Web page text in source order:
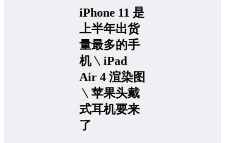
iPhone 11 是
上半年出货
量最多的手
机﹨​iPad
Air 4 渲染图
﹨​苹果头戴
式耳机要来
了